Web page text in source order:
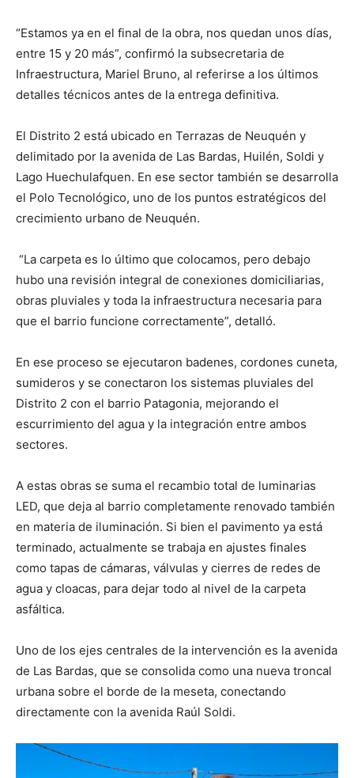
“Estamos ya en el final de la obra, nos quedan unos días,
entre 15 y 20 más”, confirmó la subsecretaria de
Infraestructura, Mariel Bruno, al referirse a los últimos
detalles técnicos antes de la entrega definitiva.
El Distrito 2 está ubicado en Terrazas de Neuquén y
delimitado por la avenida de Las Bardas, Huilén, Soldi y
Lago Huechulafquen. En ese sector también se desarrolla
el Polo Tecnológico, uno de los puntos estratégicos del
crecimiento urbano de Neuquén.
“La carpeta es lo último que colocamos, pero debajo
hubo una revisión integral de conexiones domiciliarias,
obras pluviales y toda la infraestructura necesaria para
que el barrio funcione correctamente”, detalló.
En ese proceso se ejecutaron badenes, cordones cuneta,
sumideros y se conectaron los sistemas pluviales del
Distrito 2 con el barrio Patagonia, mejorando el
escurrimiento del agua y la integración entre ambos
sectores.
A estas obras se suma el recambio total de luminarias
LED, que deja al barrio completamente renovado también
en materia de iluminación. Si bien el pavimento ya está
terminado, actualmente se trabaja en ajustes finales
como tapas de cámaras, válvulas y cierres de redes de
agua y cloacas, para dejar todo al nivel de la carpeta
asfáltica.
Uno de los ejes centrales de la intervención es la avenida
de Las Bardas, que se consolida como una nueva troncal
urbana sobre el borde de la meseta, conectando
directamente con la avenida Raúl Soldi.